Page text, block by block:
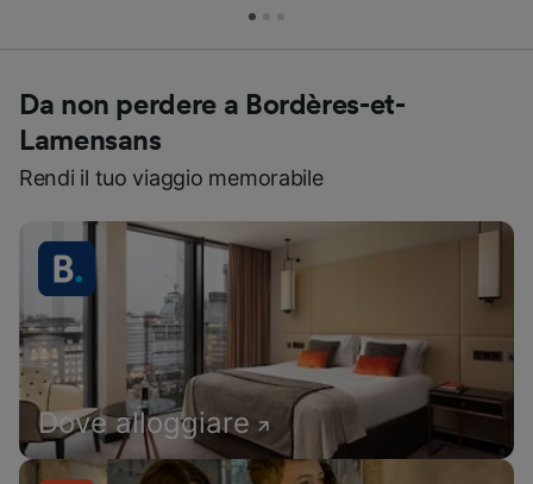
Da non perdere a Bordères-et-
Lamensans
Rendi il tuo viaggio memorabile
Dove alloggiare